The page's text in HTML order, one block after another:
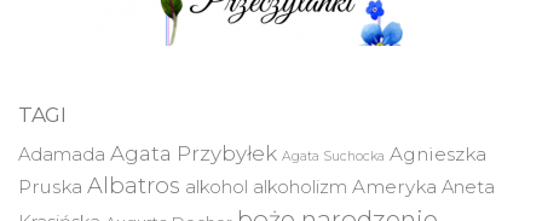
TAGI
Adamada Agata Przybyłek Agata Suchocka Agnieszka
Pruska Albatros alkohol alkoholizm Ameryka Aneta